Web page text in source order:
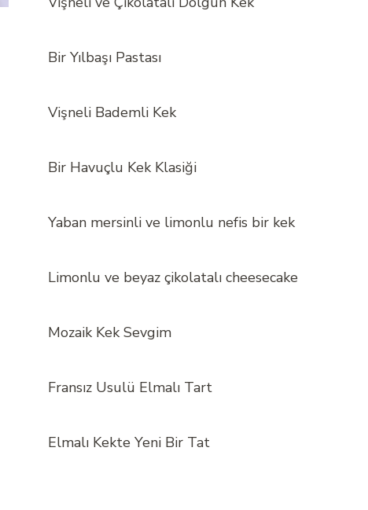
Bir Yılbaşı Pastası
Vişneli Bademli Kek
Bir Havuçlu Kek Klasiği
Yaban mersinli ve limonlu nefis bir kek
Limonlu ve beyaz çikolatalı cheesecake
Mozaik Kek Sevgim
Fransız Usulü Elmalı Tart
Elmalı Kekte Yeni Bir Tat